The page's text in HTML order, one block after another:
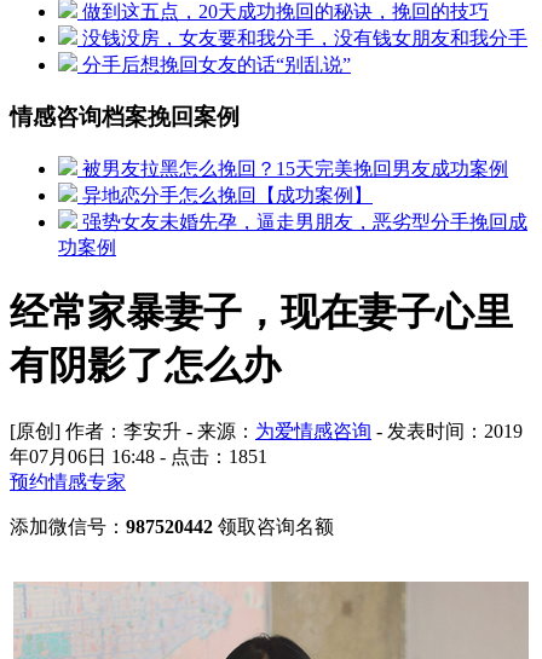
做到这五点，20天成功挽回的秘诀，挽回的技巧
没钱没房，女友要和我分手，没有钱女朋友和我分手
分手后想挽回女友的话“别乱说”
情感咨询档案挽回案例
被男友拉黑怎么挽回？15天完美挽回男友成功案例
异地恋分手怎么挽回【成功案例】
强势女友未婚先孕，逼走男朋友，恶劣型分手挽回成
功案例
经常家暴妻子，现在妻子心里
有阴影了怎么办
[原创] 作者：李安升 - 来源： 为爱情感咨询 - 发表时间：2019
年07月06日 16:48 - 点击： 1851
预约情感专家
添加微信号： 987520442 领取咨询名额